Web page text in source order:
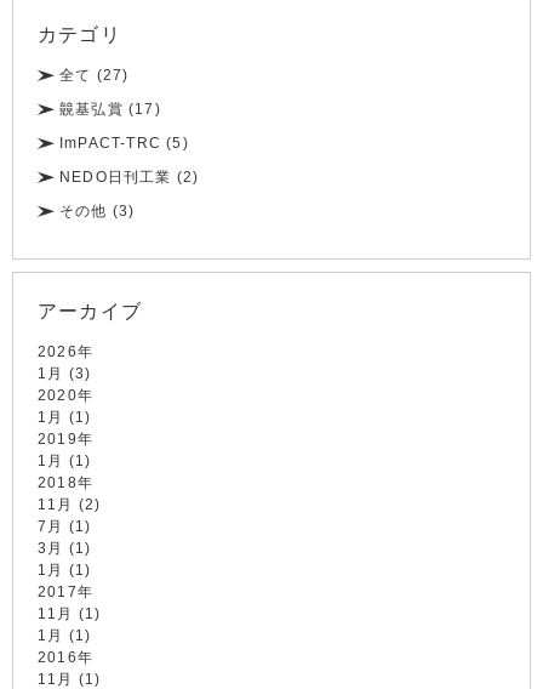
カテゴリ
全て (27)
竸基弘賞 (17)
ImPACT-TRC (5)
NEDO日刊工業 (2)
その他 (3)
アーカイブ
2026年
1月 (3)
2020年
1月 (1)
2019年
1月 (1)
2018年
11月 (2)
7月 (1)
3月 (1)
1月 (1)
2017年
11月 (1)
1月 (1)
2016年
11月 (1)